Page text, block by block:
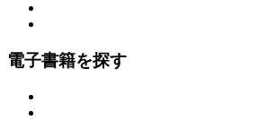
電子書籍を探す